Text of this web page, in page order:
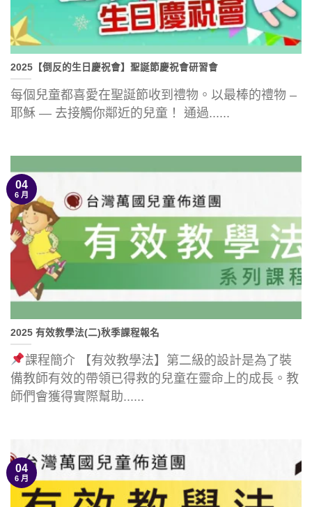
2025【倒反的生日慶祝會】聖誕節慶祝會研習會
每個兒童都喜愛在聖誕節收到禮物。以最棒的禮物 –
耶穌 — 去接觸你鄰近的兒童！ 通過......
2025 有效教學法(二)秋季課程報名
課程簡介 【有效教學法】第二級的設計是為了裝
備教師有效的帶領已得救的兒童在靈命上的成長。教
師們會獲得實際幫助......
04
6 月
04
6 月